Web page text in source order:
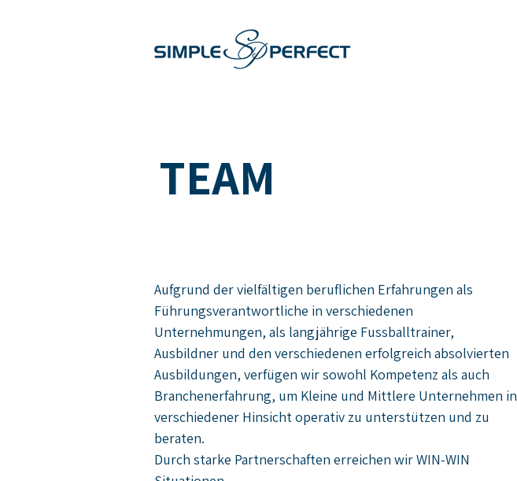
TEAM
Aufgrund der vielfältigen beruflichen Erfahrungen als
Führungsverantwortliche in verschiedenen
Unternehmungen, als langjährige Fussballtrainer,
Ausbildner und den verschiedenen erfolgreich absolvierten
Ausbildungen, verfügen wir sowohl Kompetenz als auch
Branchenerfahrung, um Kleine und Mittlere Unternehmen in
verschiedener Hinsicht operativ zu unterstützen und zu
beraten.
Durch starke Partnerschaften erreichen wir WIN-WIN